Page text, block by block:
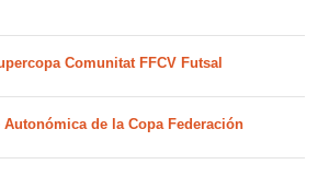
Comunitat FFCV Futsal
Autonómica de la Copa Federación